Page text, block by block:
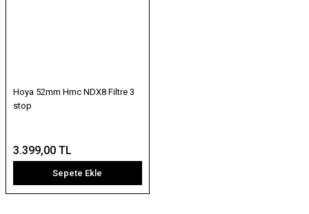
Hoya 52mm Hmc NDX8 Filtre 3
stop
3.399,00 TL
Sepete Ekle